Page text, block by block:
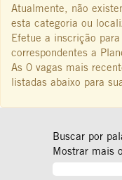
Atualmente, não
esta categoria ou
Efetue a inscrição
correspondentes a
As 0 vagas mais
listadas abaixo para
Buscar por
Mostrar mais